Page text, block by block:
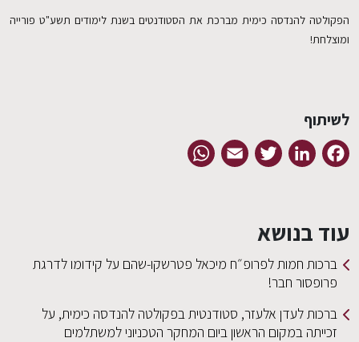
הפקולטה להנדסה כימית מברכת את הסטודנטים בשנת לימודים תשע"ט פורייה
ומוצלחת!
לשיתוף
Facebook
LinkedIn
Twitter
Email
עוד בנושא
ברכות חמות לפרופ״ח מיכאל פטרשקו-שהם על קידומו לדרגת
פרופסור חבר!
ברכות לעדן אלעזר, סטודנטית בפקולטה להנדסה כימית, על
זכייתה במקום הראשון ביום המחקר הטכניוני למשתלמים